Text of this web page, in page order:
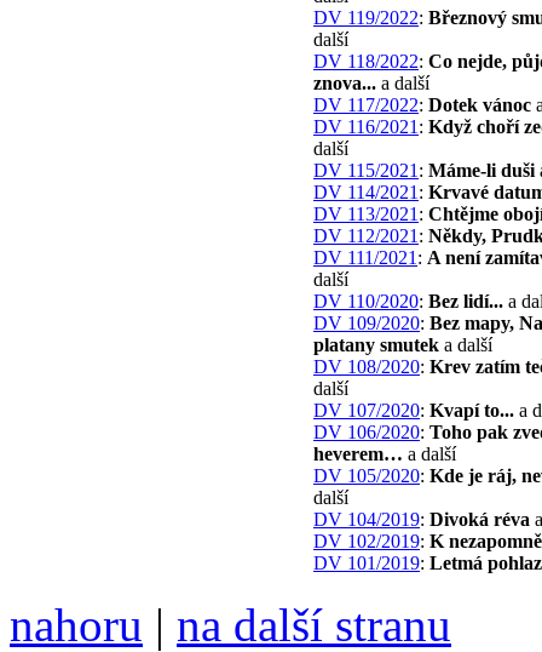
DV 119/2022: Březnový
další
DV 118/2022: Co nejde,
znova... a další
DV 117/2022: Dotek vánoc
DV 116/2021 : Když choří
další
DV 115/2021 : Máme-li duši
DV 114/2021 : Krvavé
DV 113/2021 : Chtějme
DV 112/2021 : Někdy,
DV 111/2021 : A není
další
DV 110/2020: Bez lidí... a
DV 109/2020: Bez mapy,
platany smutek a další
DV 108/2020: Krev zatím
další
DV 107/2020: Kvapí to... a
DV 106/2020: Toho pak
heverem… a další
DV 105/2020: Kde je ráj,
další
DV 104/2019: Divoká réva
DV 102/2019: K
DV 101/2019: Letmá
nahoru | na další stranu